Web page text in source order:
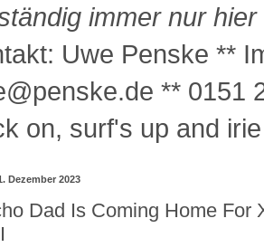
immer nur
Uwe Penske **
** 0151
on, surf's up and
Dezember 2023
Dad Is Coming Home For